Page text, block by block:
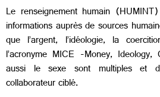
Le renseignement humain
informations auprès de sources
que l’argent, l’idéologie, la
l’acronyme MICE -Money,
aussi le sexe sont multiples et
collaborateur ciblé.